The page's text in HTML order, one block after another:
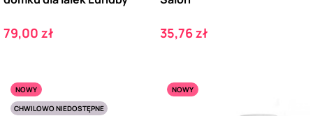
Cena
79,00 zł Cena
35,76 zł
NOWY
CHWILOWO NIEDOSTĘPNE
NOWY